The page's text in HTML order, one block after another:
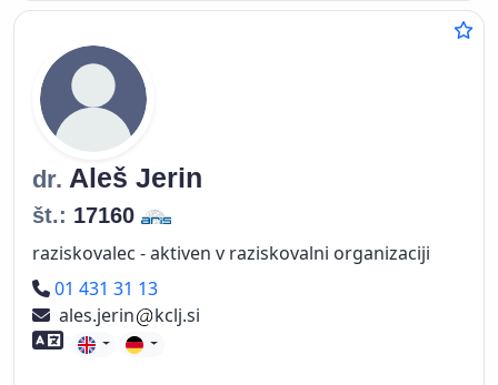
dr. Aleš Jerin
št.: 17160
raziskovalec - aktiven v raziskovalni organizaciji
Telefon
01 431 31 13
ales.jerin
kclj.si
Znanje tujih jezikov